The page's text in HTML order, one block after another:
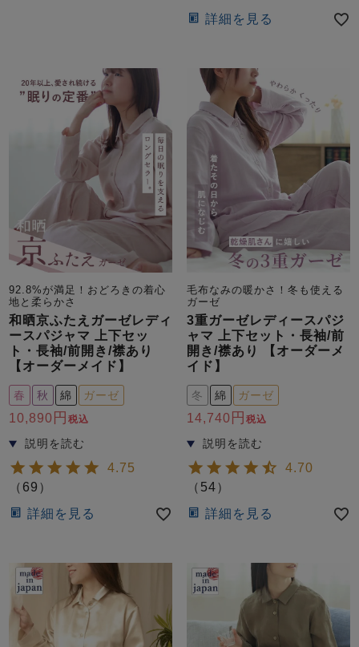
売れ筋ランキング
- Item Ranking -
新着商品
- New Arrival -
すべての季節のパジャマ一覧はこちら
ボーイズ半袖
ボーイズ前開
き
ボーイズかぶ
り
ガールズ上着
単品
ガールズ
ズボ
ン単品
ボーイズ上着
単品
ボーイズ
ン単品
売れ筋ランキング
- Item Ranking -
新着商品
- New Arrival -
すべてのデザインのパジャマ一覧はこちら
詳細を見る
92.8%が満足！おどろきの着心
地と柔らかさ
和晒京ふたえガーゼレディ
ースパジャマ 上下セッ
ト・長袖/前開き/襟あり
【オーダーメイド】
春 秋 綿 ガーゼ
10,890 税込
4.75
（ 69 ）
詳細を見る
毛布なみの暖かさ！冬も使える
ガーゼ
3重ガーゼレディースパジ
ャマ 上下セット・長袖/前
開き/襟あり 【オーダーメ
イド】
冬 綿 ガーゼ
14,740 税込
4.70
（ 54）
詳細を見る